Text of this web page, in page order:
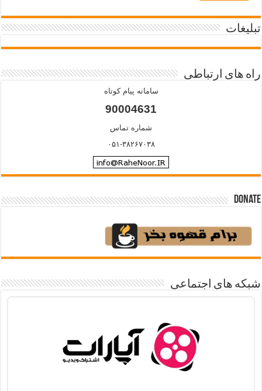
تبلیغات
راه های ارتباطی
سامانه پیام کوتاه
90004631
شماره تماس
۰۵۱-۳۸۲۶۷۰۳۸
Donate
شبکه های اجتماعی